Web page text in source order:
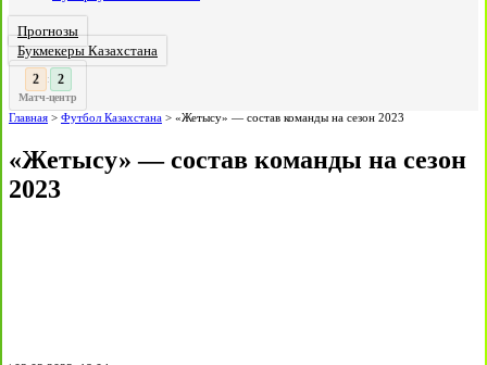
Прогнозы
Букмекеры Казахстана
: 2
Матч-центр
Главная > Футбол Казахстана > «Жетысу» — состав команды на сезон 2023
«Жетысу» — состав команды на сезон
2023